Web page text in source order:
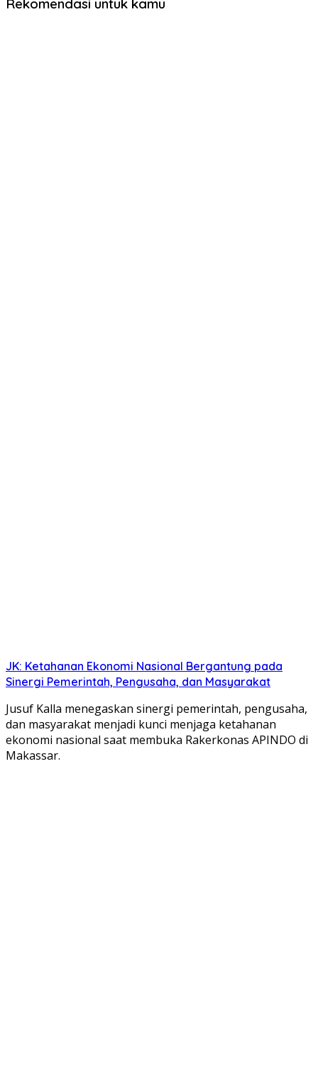
Rekomendasi untuk kamu
JK: Ketahanan Ekonomi Nasional Bergantung pada
Sinergi Pemerintah, Pengusaha, dan Masyarakat
Jusuf Kalla menegaskan sinergi pemerintah, pengusaha,
dan masyarakat menjadi kunci menjaga ketahanan
ekonomi nasional saat membuka Rakerkonas APINDO di
Makassar.